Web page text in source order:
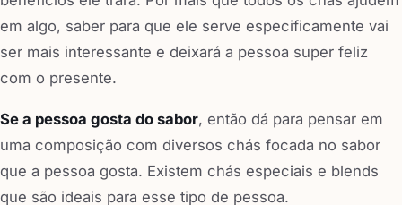
em algo, saber para que ele serve especificamente vai
ser mais interessante e deixará a pessoa super feliz
com o presente.
Se a pessoa gosta do sabor, então dá para pensar em
uma composição com diversos chás focada no sabor
que a pessoa gosta. Existem chás especiais e blends
que são ideais para esse tipo de pessoa.